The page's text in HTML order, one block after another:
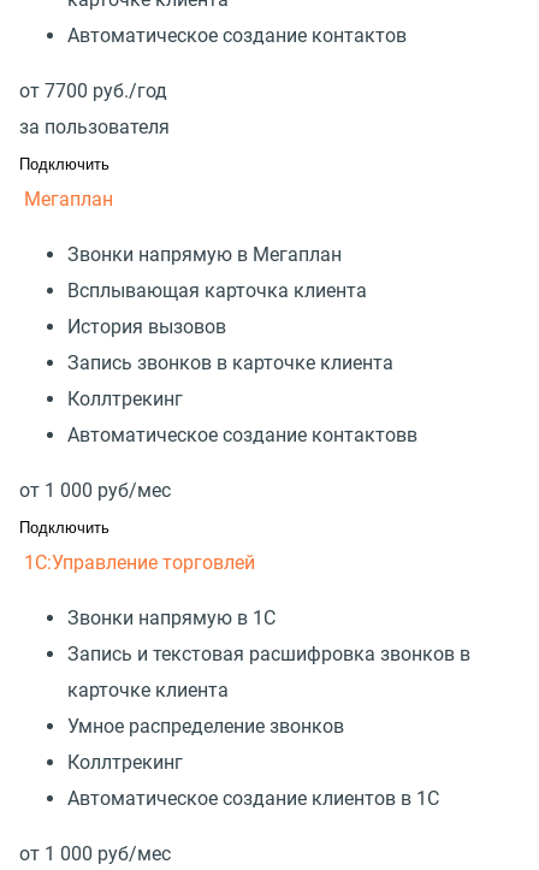
Автоматическое создание контактов
от 7700 руб./год
за пользователя
Подключить
Мегаплан
Звонки напрямую в Мегаплан
Всплывающая карточка клиента
История вызовов
Запись звонков в карточке клиента
Коллтрекинг
Автоматическое создание контактовв
от 1 000 руб/мес
Подключить
1С:Управление торговлей
Звонки напрямую в 1С
Запись и текстовая расшифровка звонков в
карточке клиента
Умное распределение звонков
Коллтрекинг
Автоматическое создание клиентов в 1С
от 1 000 руб/мес